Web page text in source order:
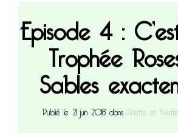
Episode 4 :
Trophée
Sables
Publié le 21 juin 2018 dansArlette et Yvette